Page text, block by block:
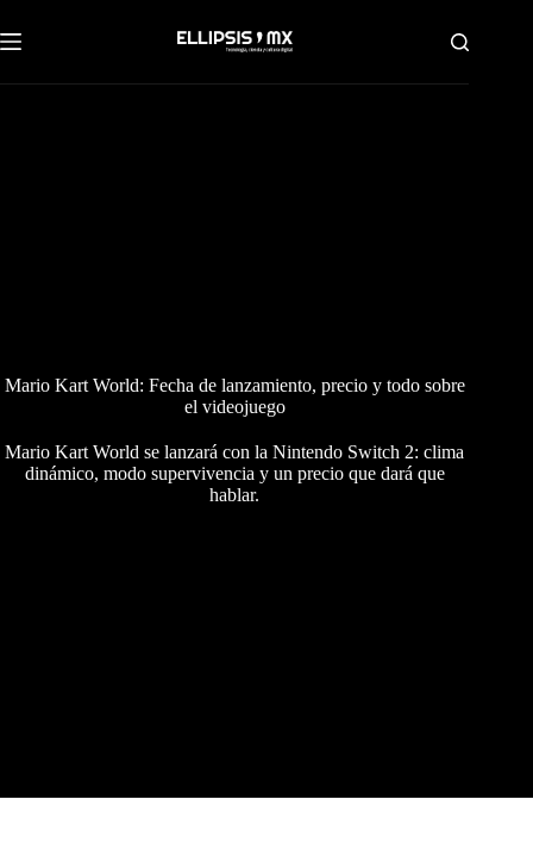
al
contenido
Mario Kart World: Fecha de lanzamiento, precio y todo sobre
el videojuego
Mario Kart World se lanzará con la Nintendo Switch 2: clima
dinámico, modo supervivencia y un precio que dará que
hablar.